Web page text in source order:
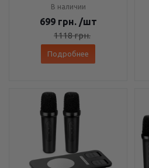
В наличии
699 грн. /шт
1118грн.
Подробнее